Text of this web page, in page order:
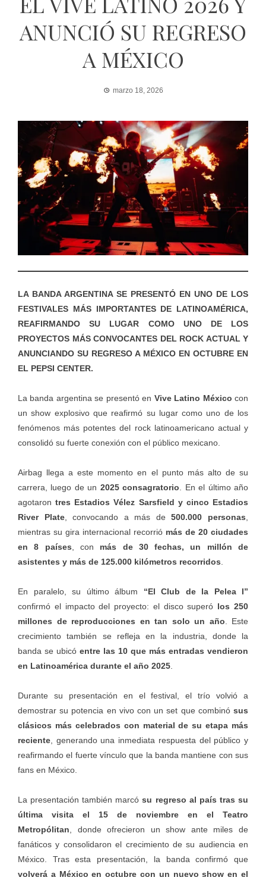
ANUNCIÓ SU REGRESO
A MÉXICO
marzo 18, 2026
LA BANDA ARGENTINA SE PRESENTÓ EN UNO DE LOS
FESTIVALES MÁS IMPORTANTES DE LATINOAMÉRICA,
REAFIRMANDO SU LUGAR COMO UNO DE LOS
PROYECTOS MÁS CONVOCANTES DEL ROCK ACTUAL Y
ANUNCIANDO SU REGRESO A MÉXICO EN OCTUBRE EN
EL PEPSI CENTER.
La banda argentina se presentó en Vive Latino México con
un show explosivo que reafirmó su lugar como uno de los
fenómenos más potentes del rock latinoamericano actual y
consolidó su fuerte conexión con el público mexicano.
Airbag llega a este momento en el punto más alto de su
carrera, luego de un 2025 consagratorio . En el último año
agotarontres Estadios Vélez Sarsfield y cinco Estadios
River Plate, convocando a más de500.000 personas
mientras su gira internacional recorrió más de 20 ciudades
en 8 países , con más de 30 fechas, un millón de
asistentes y más de 125.000 kilómetros recorridos
En paralelo, su último álbum “El Club de la Pelea I”
confirmó el impacto del proyecto: el disco superó los 250
millones de reproducciones en tan solo un año . Este
crecimiento también se refleja en la industria, donde la
banda se ubicó entre las 10 que más entradas vendieron
en Latinoamérica durante el año 2025
Durante su presentación en el festival, el trío volvió a
demostrar su potencia en vivo con un set que combinó sus
clásicos más celebrados con material de su etapa más
reciente , generando una inmediata respuesta del público y
reafirmando el fuerte vínculo que la banda mantiene con sus
fans en México.
La presentación también marcósu regreso al país tras su
última visita el 15 de noviembre en el Teatro
Metropólitan , donde ofrecieron un show ante miles de
fanáticos y consolidaron el crecimiento de su audiencia en
México. Tras esta presentación, la banda confirmó que
volverá a México en octubre con un nuevo show en el